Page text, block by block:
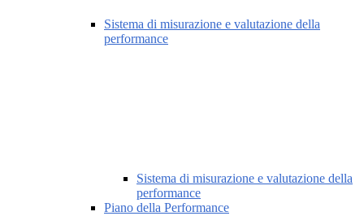
Sistema di misurazione e valutazione della
performance
Sistema di misurazione e valutazione della
performance
Piano della Performance